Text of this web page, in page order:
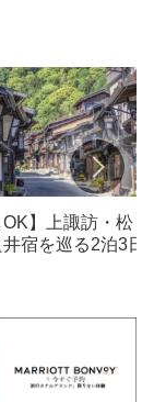
OK】上諏訪・松
宿を巡る2泊3日